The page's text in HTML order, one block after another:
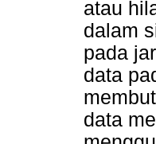
atau
dalam
pada
data
data